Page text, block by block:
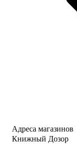
Адреса магазинов
Книжный Дозор